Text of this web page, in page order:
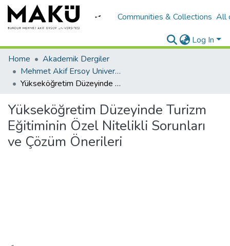
Communities & Collections All
Log In
Home
Akademik Dergiler
Mehmet Akif Ersoy University Journal of The Institute of Educational Sciences
Yükseköğretim Düzeyinde Turizm Eğitiminin Özel Nitelikli Sorunları ve Çözüm Önerileri
Yükseköğretim Düzeyinde Turizm
Eğitiminin Özel Nitelikli Sorunları
ve Çözüm Önerileri